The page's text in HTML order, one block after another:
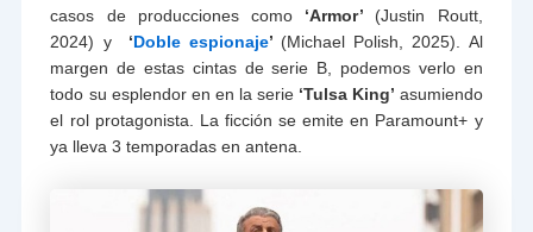
casos de producciones como ‘Armor’ (Justin Routt,
2024) y ‘Doble espionaje’ (Michael Polish, 2025). Al
margen de estas cintas de serie B, podemos verlo en
todo su esplendor en en la serie ‘Tulsa King’ asumiendo
el rol protagonista. La ficción se emite en Paramount+ y
ya lleva 3 temporadas en antena.